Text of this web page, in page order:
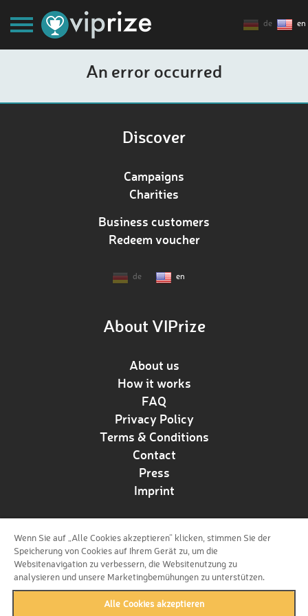
de en
An error occurred
Discover
Campaigns
Charities
Business customers
Redeem voucher
de en
About VIPrize
About us
How it works
FAQ
Privacy Policy
Terms & Conditions
Contact
Press
Imprint
Follow us!
Wenn Sie auf „Alle Cookies akzeptieren“ klicken, stimmen Sie der
Speicherung von Cookies auf Ihrem Gerät zu, um die
Websitenavigation zu verbessern, die Websitenutzung zu
analysieren und unsere Marketingbemühungen zu unterstützen.
Alle Cookies akzeptieren